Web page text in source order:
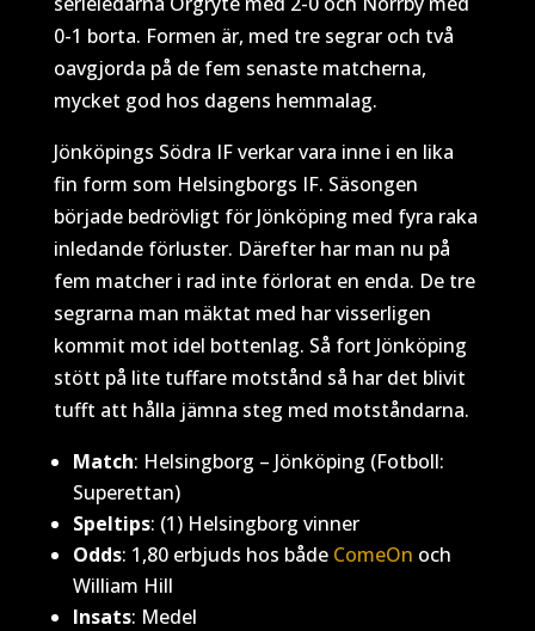
0-1 borta. Formen är, med tre segrar och två
oavgjorda på de fem senaste matcherna,
mycket god hos dagens hemmalag.
Jönköpings Södra IF verkar vara inne i en lika
fin form som Helsingborgs IF. Säsongen
började bedrövligt för Jönköping med fyra raka
inledande förluster. Därefter har man nu på
fem matcher i rad inte förlorat en enda. De tre
segrarna man mäktat med har visserligen
kommit mot idel bottenlag. Så fort Jönköping
stött på lite tuffare motstånd så har det blivit
tufft att hålla jämna steg med motståndarna.
Match: Helsingborg – Jönköping (Fotboll:
Superettan)
Speltips: (1) Helsingborg vinner
Odds: 1,80 erbjuds hos både ComeOn och
William Hill
Insats: Medel